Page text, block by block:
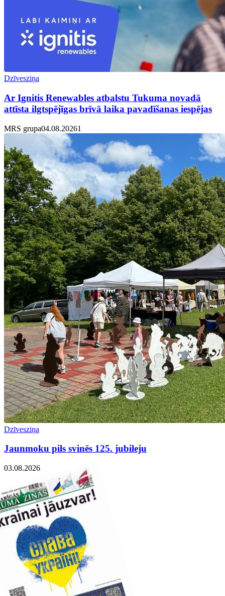
Dzīvesziņa
Ar Ignitis Renewables atbalstu Tukuma novadā
attīsta ilgtspējīgas brīvā laika pavadīšanas iespējas
MRS grupa04.08.20261
Dzīvesziņa
Jaunmoku pils svinēs 125. jubileju
03.08.2026